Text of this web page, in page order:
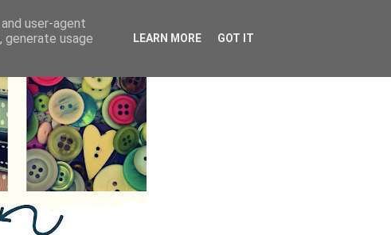
user-agent
usage
LEARN MORE GOT IT